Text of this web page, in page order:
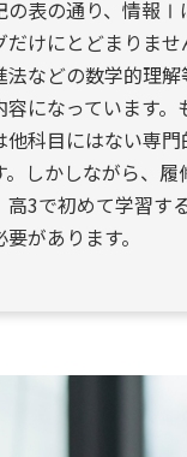
の表の通り、情報Ⅰ
だけにとどまりま
法などの数学的理
容になっています
他科目にはない専
。しかしながら、
高3で初めて学習す
要があります。